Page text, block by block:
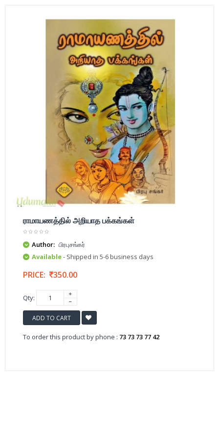
ராமாயணத்தில் அறியாத பக்கங்கள்
Author: பிரபுசங்கர்
Available- Shipped in 5-6 business days
PRICE: 350.00
Qty:
ADD TO CART
To order this product by phone : 73 73 73 77 42